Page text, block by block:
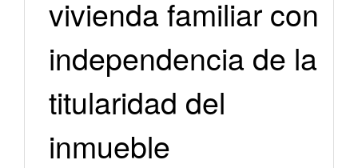
vivienda familiar con
independencia de la
titularidad del
inmueble